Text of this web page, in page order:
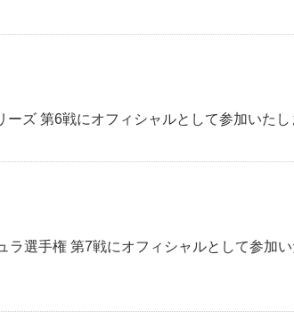
ズ 第6戦にオフィシャルとして参加いたし
選手権 第7戦にオフィシャルとして参加い